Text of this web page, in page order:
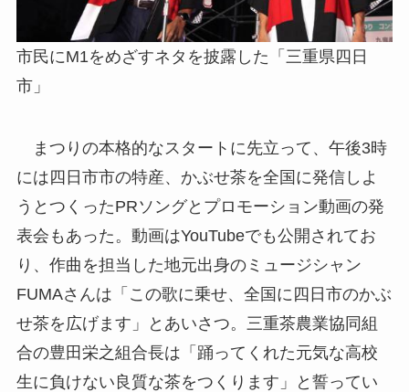
市民にM1をめざすネタを披露した「三重県四日
市」
まつりの本格的なスタートに先立って、午後3時
には四日市市の特産、かぶせ茶を全国に発信しよ
うとつくったPRソングとプロモーション動画の発
表会もあった。動画はYouTubeでも公開されてお
り、作曲を担当した地元出身のミュージシャン
FUMAさんは「この歌に乗せ、全国に四日市のかぶ
せ茶を広げます」とあいさつ。三重茶農業協同組
合の豊田栄之組合長は「踊ってくれた元気な高校
生に負けない良質な茶をつくります」と誓ってい